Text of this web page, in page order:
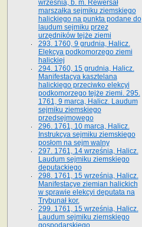
września, b. m. Rewersał
marszałka sejmiku ziemskiego
halickiego na punkta podane do
laudum sejmiku przez
urzędników tejże ziemi
293. 1760, 9 grudnia, Halicz.
Elekcya podkomorzego ziemi
halickiej
294. 1760, 15 grudnia, Halicz.
Manifestacya kasztelana
halickiego przeciwko elekcyi
podkomorzego tejże ziemi. 295.
1761, 9 marca, Halicz. Laudum
sejmiku ziemskiego
przedsejmowego
296. 1761, 10 marca, Halicz.
Instrukcya sejmiku ziemskiego
posłom na sejm walny
297. 1761, 14 września, Halicz.
Laudum sejmiku ziemskiego
deputackiego
298. 1761, 15 września, Halicz.
Manifestacye ziemian halickich
w sprawie elekcyi deputata na
Trybunał kor.
299. 1761, 15 września, Halicz.
Laudum sejmiku ziemskiego
gospodarskiego